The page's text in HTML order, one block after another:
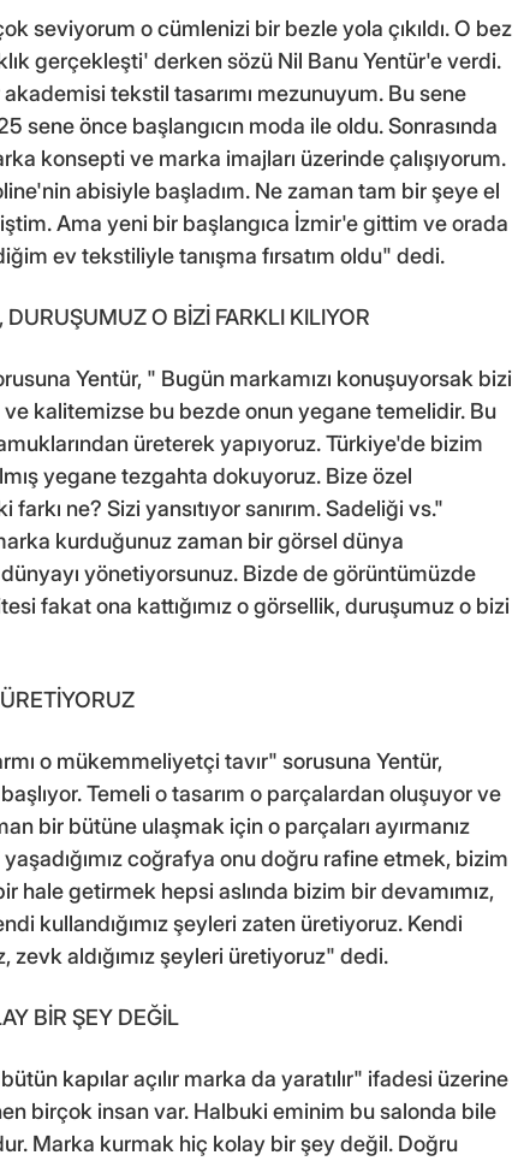
seviyorum o cümlenizi bir bezle yola çıkıldı. O bez
gerçekleşti' derken sözü Nil Banu Yentür'e verdi.
tekstil tasarımı mezunuyum. Bu sene
sene önce başlangıcın moda ile oldu. Sonrasında
konsepti ve marka imajları üzerinde çalışıyorum.
abisiyle başladım. Ne zaman tam bir şeye el
Ama yeni bir başlangıca İzmir'e gittim ve orada
ev tekstiliyle tanışma fırsatım oldu" dedi.
O BİZİ FARKLI KILIYOR
Yentür, " Bugün markamızı konuşuyorsak bizi
ve kalitemizse bu bezde onun yegane temelidir. Bu
üreterek yapıyoruz. Türkiye'de bizim
yegane tezgahta dokuyoruz. Bize özel
ne? Sizi yansıtıyor sanırım. Sadeliği vs."
kurduğunuz zaman bir görsel dünya
yönetiyorsunuz. Bizde de görüntümüzde
fakat ona kattığımız o görsellik, duruşumuz o bizi
o mükemmeliyetçi tavır" sorusuna Yentür,
Temeli o tasarım o parçalardan oluşuyor ve
bir bütüne ulaşmak için o parçaları ayırmanız
coğrafya onu doğru rafine etmek, bizim
hale getirmek hepsi aslında bizim bir devamımız,
kullandığımız şeyleri zaten üretiyoruz. Kendi
aldığımız şeyleri üretiyoruz" dedi.
BİR ŞEY DEĞİL
kapılar açılır marka da yaratılır" ifadesi üzerine
birçok insan var. Halbuki eminim bu salonda bile
Marka kurmak hiç kolay bir şey değil. Doğru